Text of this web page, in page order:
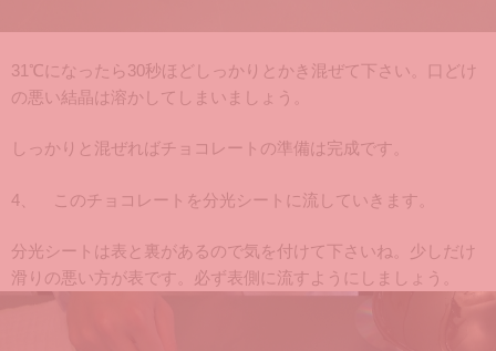
31℃になったら30秒ほどしっかりとかき混ぜて下さい。口どけ
の悪い結晶は溶かしてしまいましょう。
しっかりと混ぜればチョコレートの準備は完成です。
4、 このチョコレートを分光シートに流していきます。
分光シートは表と裏があるので気を付けて下さいね。少しだけ
滑りの悪い方が表です。必ず表側に流すようにしましょう。